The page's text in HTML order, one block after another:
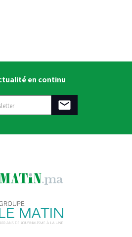
en continu